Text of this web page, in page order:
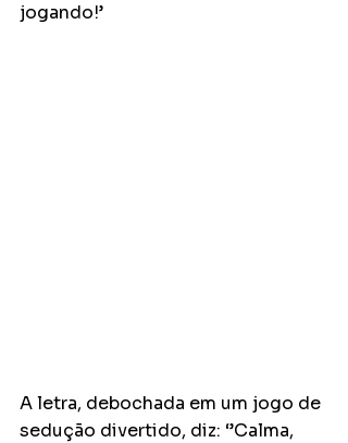
jogando!’
A letra, debochada em um jogo de
sedução divertido, diz: ‘’Calma,